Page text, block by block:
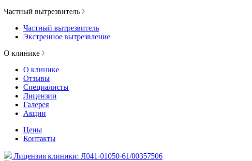
Частный вытрезвитель
Частный вытрезвитель
Экстренное вытрезвление
О клинике
О клинике
Отзывы
Специалисты
Лицензии
Галерея
Акции
Цены
Контакты
Лицензия клиники: Л041-01050-61/00357506